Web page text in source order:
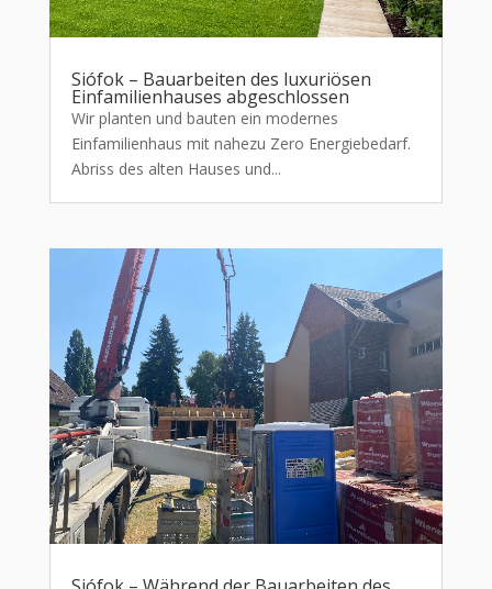
Siófok – Bauarbeiten des luxuriösen
Einfamilienhauses abgeschlossen
Wir planten und bauten ein modernes
Einfamilienhaus mit nahezu Zero Energiebedarf.
Abriss des alten Hauses und...